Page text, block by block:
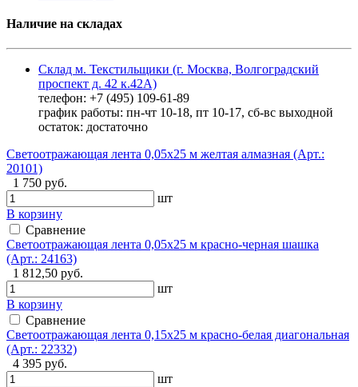
Наличие на складах
Склад м. Текстильщики (г. Москва, Волгоградский
проспект д. 42 к.42А)
телефон: +7 (495) 109-61-89
график работы: пн-чт 10-18, пт 10-17, сб-вс выходной
остаток: достаточно
Светоотражающая лента 0,05х25 м желтая алмазная (Арт.:
20101)
1 750 руб.
шт
В корзину
Сравнение
Светоотражающая лента 0,05х25 м красно-черная шашка
(Арт.: 24163)
1 812,50 руб.
шт
В корзину
Сравнение
Светоотражающая лента 0,15х25 м красно-белая диагональная
(Арт.: 22332)
4 395 руб.
шт